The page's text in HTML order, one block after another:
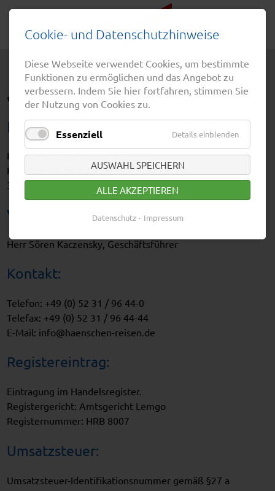
HÄNSCHEN REISEN IMPRESSUM
Impressum
Hänschen’s OWL Touristik GmbH
Krumme Straße 12
32756 Detmold
Vertreten durch:
Herr Sören Kaczensky, Geschäftsführer
Kontakt:
Telefon: +49 (0) 52 31 / 96 44-0
Telefax: +49 (0) 52 31 / 96 44-44
E-Mail: info@haenschen-reisen.de
Registereintrag:
Eintragung im Handelsregister.
Registergericht: Amtsgericht Lemgo
Registernummer: HRB 8007
Umsatzsteuer:
Umsatzsteuer-Identifikationsnummer gemäß §27 a
Cookie- und Datenschutzhinweise
Diese Webseite verwendet Cookies, um bestimmte
Funktionen zu ermöglichen und das Angebot zu
verbessern. Indem Sie hier fortfahren, stimmen Sie
der Nutzung von Cookies zu.
Essenziell Details einblenden
AUSWAHL SPEICHERN
ALLE AKZEPTIEREN
Datenschutz Impressum